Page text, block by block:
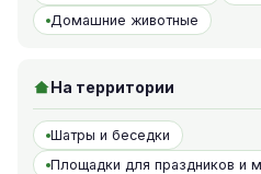
Домашние животные
На территории
Шатры и беседки
Площадки для праздников и